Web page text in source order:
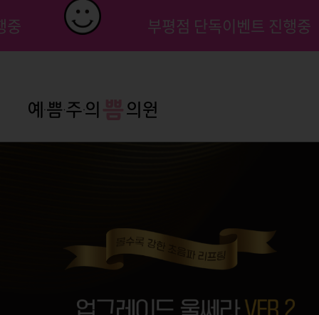
팝업닫기
중 부평점 단독이벤트 진행중